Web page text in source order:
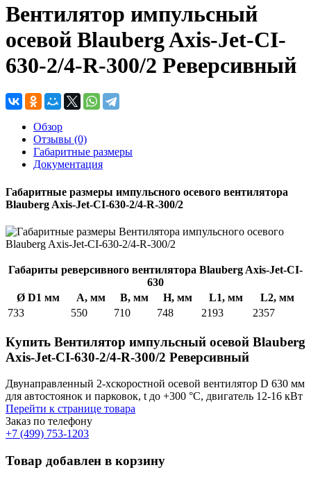
Вентилятор импульсный
осевой Blauberg Axis-Jet-CI-
630-2/4-R-300/2 Реверсивный
Обзор
Отзывы (0)
Габаритные размеры
Документация
Габаритные размеры импульсного осевого вентилятора
Blauberg Axis-Jet-CI-630-2/4-R-300/2
Габариты реверсивного вентилятора Blauberg Axis-Jet-CI-
630
Ø D1 мм
A, мм B, мм H, мм L1, мм
L2, мм
733
550 710 748 2193 2357
Купить Вентилятор импульсный осевой Blauberg
Axis-Jet-CI-630-2/4-R-300/2 Реверсивный
Двунаправленный 2-хскоростной осевой вентилятор D 630 мм
для автостоянок и парковок, t до +300 °С, двигатель 12-16 кВт
Перейти к странице товара
Заказ по телефону
+7 (499) 753-1203
Товар добавлен в корзину